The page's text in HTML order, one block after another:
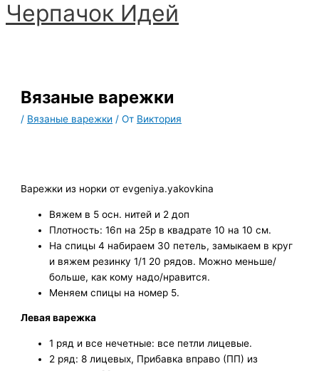
Перейти
к
Черпачoк Идей
Вязаные варежки
/ Вязаные варежки / От Виктория
Варежки из норки от evgeniya.yakovkina
Вяжем в 5 осн. нитей и 2 доп
Плотность: 16п на 25р в квадрате 10 на 10 см.
На спицы 4 набираем 30 петель, замыкаем в круг
и вяжем резинку 1/1 20 рядов. Можно меньше/
больше, как кому надо/нравится.
Меняем спицы на номер 5.
Левая варежка
1 ряд и все нечетные: все петли лицевые.
2 ряд: 8 лицевых, Прибавка вправо (ПП) из